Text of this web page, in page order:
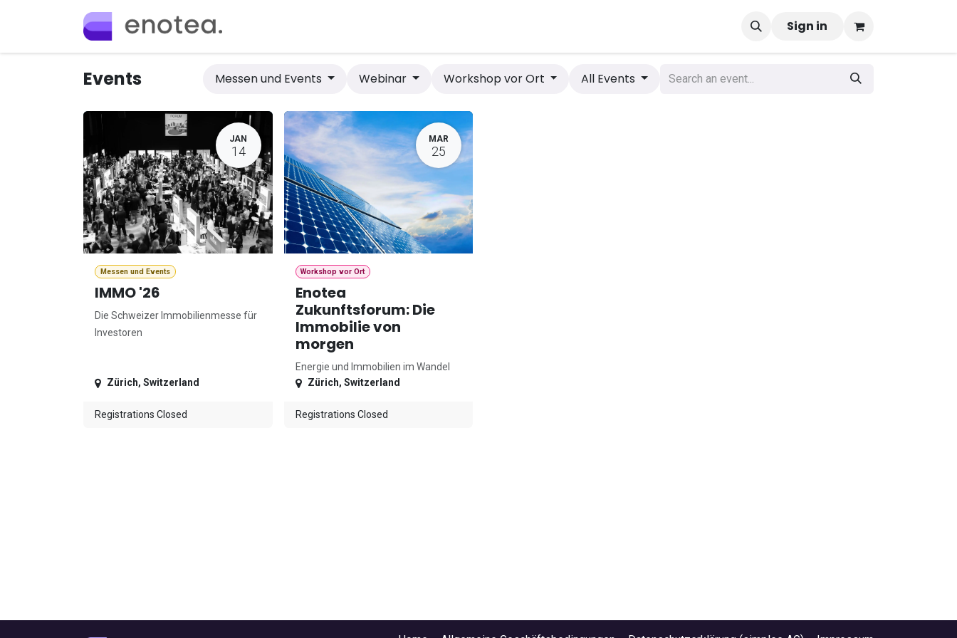
Sign in
Events Messen und Events Webinar Workshop vor Ort All Events
JAN
14
Messen und Events
IMMO '26
Die Schweizer Immobilienmesse für
Investoren
Zürich, Switzerland
Registrations Closed
MAR
25
Workshop vor Ort
Enotea
Zukunftsforum: Die
Immobilie von
morgen
Energie und Immobilien im Wandel
Zürich, Switzerland
Registrations Closed